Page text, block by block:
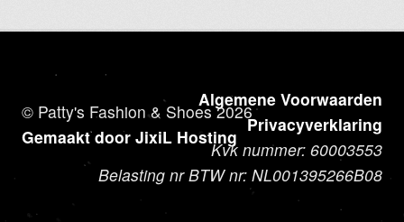
© Patty's Fashion & Shoes 2026
Gemaakt door JixiL Hosting
Algemene Voorwaarden
Privacyverklaring
Kvk nummer: 60003553
Belasting nr BTW nr: NL001395266B08